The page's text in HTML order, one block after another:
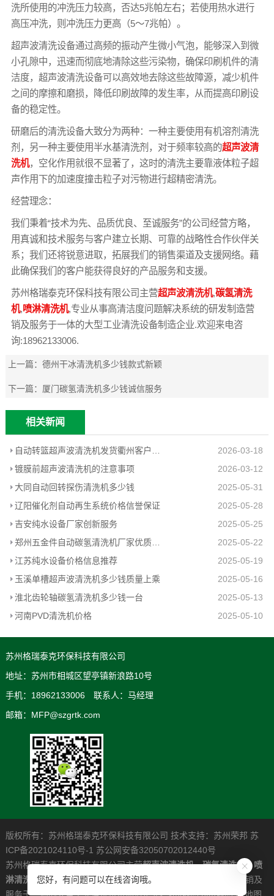
洗所使用的冲洗压力较高，否达5兆帕左右；若使用热水进行
高压冲洗，则冲洗压力更高（5～7兆帕）。
超声波清洗设备通过高频的振动产生微小气泡，能够深入到微
小孔隙中，迅速而彻底地清除这些污染物，确保印刷机件的清
洁度，超声波清洗设备可以高效地去除这些故障源，减少机件
之间的摩擦和磨损，降低印刷故障的发生率，从而提高印刷设
备的稳定性。
研磨后的清洗设备大致分为两种：一种主要使用有机溶剂清洗
剂，另一种主要使用半水基清洗剂，对于频率较高的超声波清
洗机，空化作用就很不显著了，这时的清洗主要靠液体粒子超
声作用下的加速度撞击粒子对污物进行超精密清洗。
经营理念：
我们秉着“技术为先、品质优良、至诚服务”的公司经营方略，
用真诚和技术服务与客户建立长期、可靠的战略性合作伙伴关
系；我们还将锐意进取，拓展我们的销售渠道及支援网络。藉
此确保我们的客户能获得良好的产品服务和支援。
苏州格瑞泰克环保科技有限公司主营超声波清洗机,碳氢清洗
机,喷淋清洗机,专业从事高清洁度问题解决系统的研发制造营
销及服务于一体的大型工业清洗设备制造企业.欢迎来电咨
询:18962133006.
上一篇：德州干冰清洗机多少钱款式新颖
下一篇： 厦门碳氢清洗机多少钱诚信服务
相关新闻
2026-03-18
镀膜前超声波清洗机的注意事项
2026-03-12
大同自动回转探伤清洗机多少钱
2025-05-31
辽阳催化剂自动再生系统价格信誉保证
2025-05-28
吉安纯水设备厂家创新服务
2025-05-25
郑州五金件自动碳氢清洗机厂家优质推荐
2025-05-22
江苏纯水设备价格信息推荐
2025-05-19
玉溪单槽超声波清洗机多少钱质量上乘
2025-05-16
淮北齿轮轴碳氢清洗机多少钱一台
2025-05-13
河南PVD清洗机价格
2025-05-10
苏州格瑞泰克环保科技有限公司
地址：苏州市相城区望亭镇新浪路10号
手机：18962133006 联系人：马经理
邮箱：MFP@szgrtk.com
版权所有：苏州格瑞泰克环保科技有限公司 技术支持： 苏州荣邦 苏
ICP备2021024110号-1 苏公网安备32050702012440号
苏州格瑞泰克环保科技有限公司主营超声波清洗机，碳氢清洗机，喷
淋清洗机，是一家专业从事高清洁度问题解决系统的研发制造营销及
服务于一体的大型工业清洗设备制造企业。xml地图 htm地图 txt地图
您好，有问题可以在线咨询哦。